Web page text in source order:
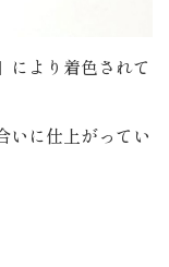
により着色されて
いに仕上がってい